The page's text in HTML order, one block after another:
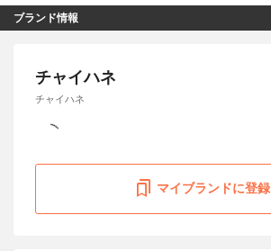
ブランド情報
チャイハネ
チャイハネ
マイブランドに登録